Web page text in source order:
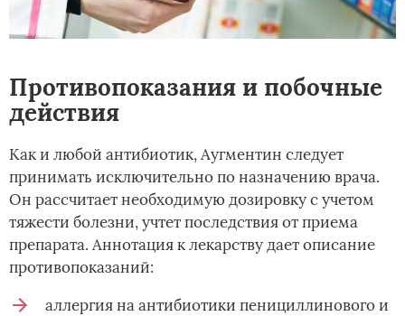
Противопоказания и побочные
действия
Как и любой антибиотик, Аугментин следует
принимать исключительно по назначению врача.
Он рассчитает необходимую дозировку с учетом
тяжести болезни, учтет последствия от приема
препарата. Аннотация к лекарству дает описание
противопоказаний:
аллергия на антибиотики пенициллинового и